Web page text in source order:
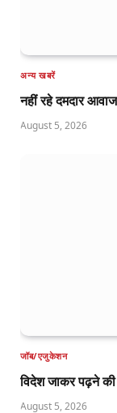
अन्य खबरें
नहीं रहे दमदार
August 5, 2026
जॉब/एजुकेशन
विदेश जाकर पढ़ने
August 5, 2026